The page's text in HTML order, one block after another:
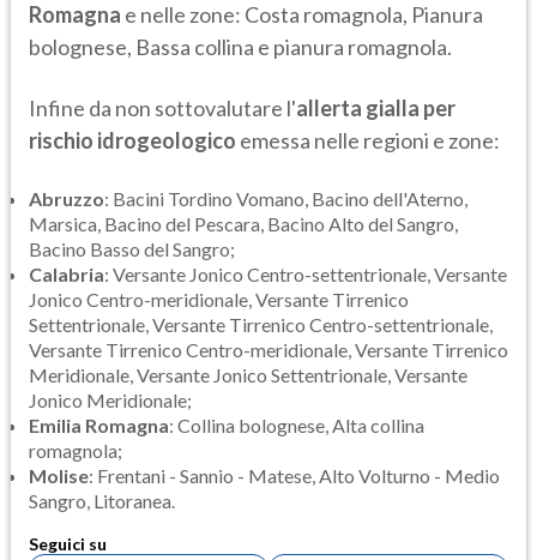
Romagna e nelle zone: Costa romagnola, Pianura
bolognese, Bassa collina e pianura romagnola.
Infine da non sottovalutare l'allerta gialla per
rischio idrogeologico emessa nelle regioni e zone:
Abruzzo: Bacini Tordino Vomano, Bacino dell'Aterno,
Marsica, Bacino del Pescara, Bacino Alto del Sangro,
Bacino Basso del Sangro;
Calabria: Versante Jonico Centro-settentrionale, Versante
Jonico Centro-meridionale, Versante Tirrenico
Settentrionale, Versante Tirrenico Centro-settentrionale,
Versante Tirrenico Centro-meridionale, Versante Tirrenico
Meridionale, Versante Jonico Settentrionale, Versante
Jonico Meridionale;
Emilia Romagna: Collina bolognese, Alta collina
romagnola;
Molise: Frentani - Sannio - Matese, Alto Volturno - Medio
Sangro, Litoranea.
Seguici su